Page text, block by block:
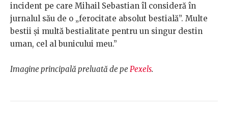
incident pe care Mihail Sebastian îl consideră în
jurnalul său de o „ferocitate absolut bestială”. Multe
bestii și multă bestialitate pentru un singur destin
uman, cel al bunicului meu.”
Imagine principală preluată de pe Pexels.